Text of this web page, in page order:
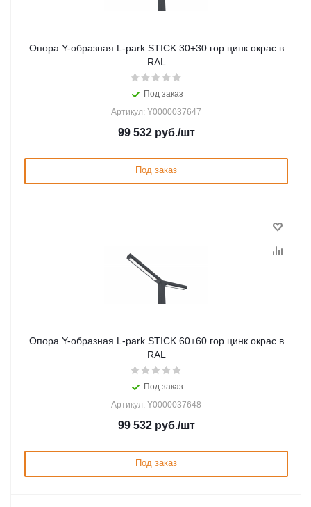
Опора Y-образная L-park STICK 30+30 гор.цинк.окрас в
RAL
Под заказ
Артикул: Y0000037647
99 532руб./шт
Под заказ
Опора Y-образная L-park STICK 60+60 гор.цинк.окрас в
RAL
Под заказ
Артикул: Y0000037648
99 532руб./шт
Под заказ